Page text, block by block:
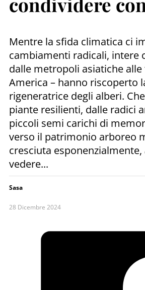
Mentre la sfida climatica ci
cambiamenti radicali, intere
dalle metropoli asiatiche alle
America – hanno riscoperto
rigeneratrice degli alberi.
piante resilienti, dalle radici
piccoli semi carichi di
verso il patrimonio arboreo
cresciuta
vedere...
Sasa
28 Dicembre 2024